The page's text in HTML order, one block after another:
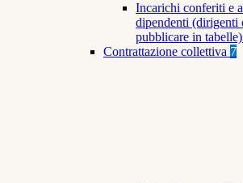
Incarichi conferiti e
dipendenti (dirigenti
pubblicare in tabelle)
Contrattazione collettiva 7